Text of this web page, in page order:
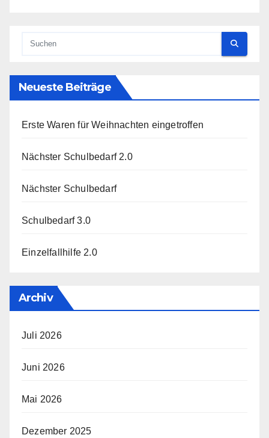
Neueste Beiträge
Erste Waren für Weihnachten eingetroffen
Nächster Schulbedarf 2.0
Nächster Schulbedarf
Schulbedarf 3.0
Einzelfallhilfe 2.0
Archiv
Juli 2026
Juni 2026
Mai 2026
Dezember 2025